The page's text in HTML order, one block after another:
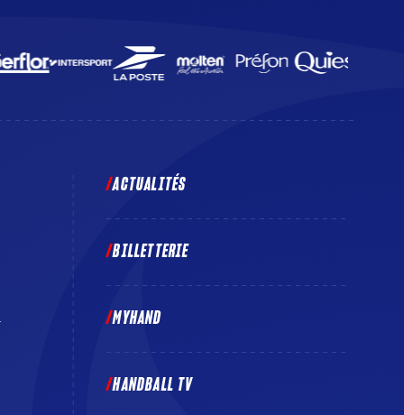
ACTUALITÉS
BILLETTERIE
MYHAND
HANDBALL TV